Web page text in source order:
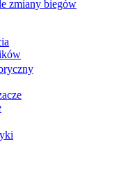
zmiany biegów